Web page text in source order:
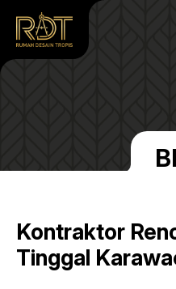
Kontraktor
Tinggal